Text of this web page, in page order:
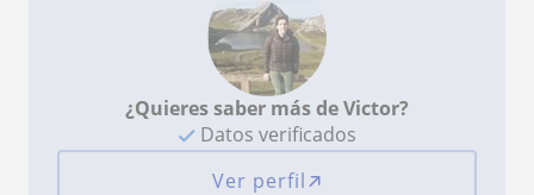
¿Quieres saber más de Victor?
Datos verificados
Ver perfil